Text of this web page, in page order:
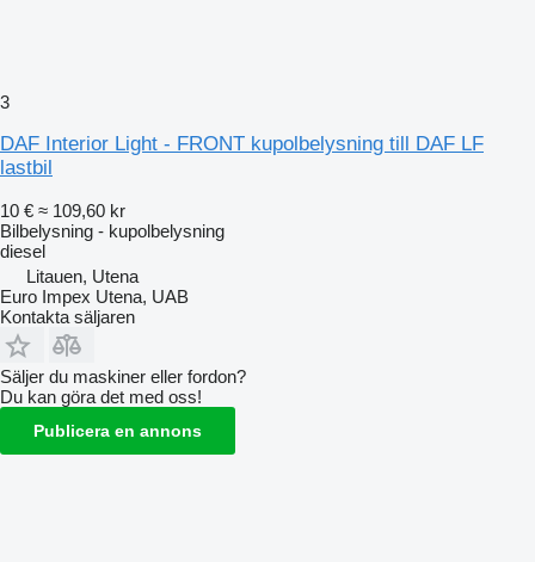
3
DAF Interior Light - FRONT kupolbelysning till DAF LF
lastbil
10 € ≈ 109,60 kr
Bilbelysning - kupolbelysning
diesel
Litauen, Utena
Euro Impex Utena, UAB
Kontakta säljaren
Säljer du maskiner eller fordon?
Du kan göra det med oss!
Publicera en annons